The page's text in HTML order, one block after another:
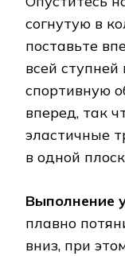
согнутую в
поставьте
всей ступней
спортивную
вперед, так
эластичные
в одной
Выполнение
плавно
вниз, при